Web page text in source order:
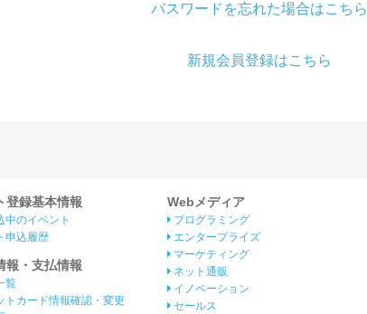
パスワードを忘れた場合はこちら
新規会員登録はこちら
登録基本情報
中のイベント
申込履歴
報・支払情報
覧
トカード情報確認・変更
Webメディア
プログラミング
エンタープライズ
マーケティング
ネット通販
イノベーション
セールス